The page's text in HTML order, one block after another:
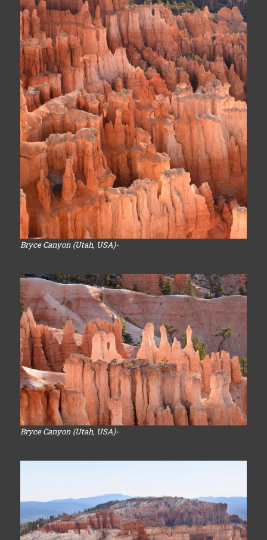
Bryce Canyon (Utah, USA)-
Bryce Canyon (Utah, USA)-